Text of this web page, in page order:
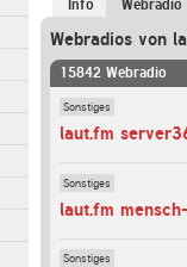
Info Webradio
Webradios von
15842 Webradio
Sonstiges
laut.fm
Sonstiges
laut.fm
Sonstiges